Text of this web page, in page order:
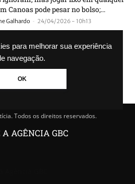
para melhorar sua experiência
navegação.
OK
Canoas pode pesar no bolso;...
Galhardo - 24/04/2026 - 10h13
faz limpeza nos ecopontos de
- 23/04/2024 - 10h05
Todos os direitos reservados.
AGÊNCIA GBC